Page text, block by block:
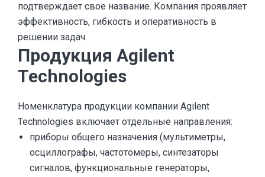
подтверждает свое название. Компания проявляет
эффективность, гибкость и оперативность в
решении задач.
Продукция Agilent
Technologies
Номенклатура продукции компании Agilent
Technologies включает отдельные направления:
приборы общего назначения (мультиметры,
осциллографы, частотомеры, синтезаторы
сигналов, функциональные генераторы,